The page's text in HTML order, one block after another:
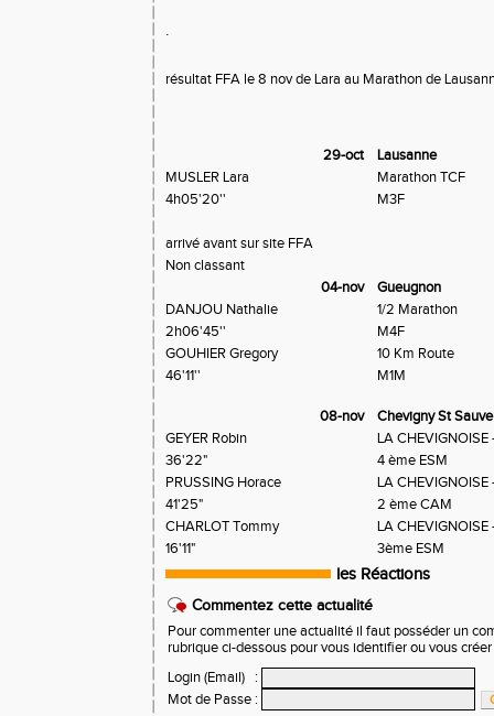
.
résultat FFA le 8 nov de Lara au Marathon de
29-oct
Lausanne
MUSLER Lara
Marathon TCF
4h05'20''
M3F
arrivé avant sur site FFA
Non classant
04-nov
Gueugnon
DANJOU Nathalie
1/2 Marathon
2h06'45''
M4F
GOUHIER Gregory
10 Km Route
46'11''
M1M
08-nov
Chevigny St
GEYER Robin
LA
36'22"
4 ème ESM
PRUSSING Horace
LA
41'25"
2 ème CAM
CHARLOT Tommy
LA CHEVIGNOISE
16'11"
3ème ESM
les Réactions
Commentez cette actualité
Pour commenter une actualité il faut posséder un
rubrique ci-dessous pour vous identifier ou vous
Login (Email)
:
Mot de Passe :